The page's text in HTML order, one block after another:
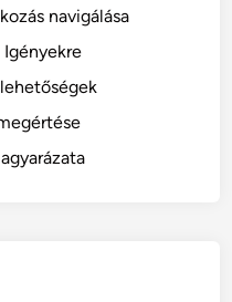
navigálása
Igényekre